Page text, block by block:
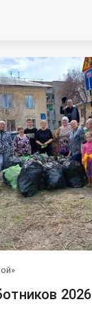
2026